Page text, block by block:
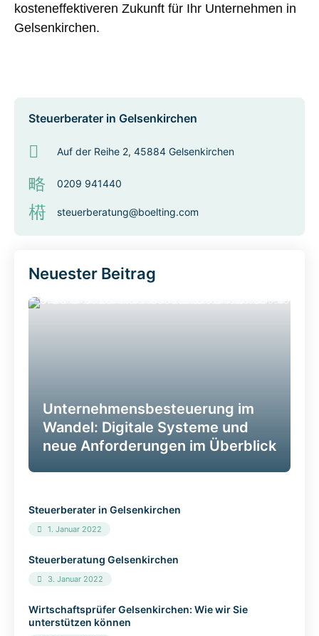
kosteneffektiveren Zukunft für Ihr Unternehmen in
Gelsenkirchen.
Steuerberater in Gelsenkirchen
Auf der Reihe 2, 45884 Gelsenkirchen
0209 941440
steuerberatung@boelting.com
Neuester Beitrag
Unternehmensbesteuerung im
Wandel: Digitale Systeme und
neue Anforderungen im Überblick
Steuerberater in Gelsenkirchen
1. Januar 2022
Steuerberatung Gelsenkirchen
3. Januar 2022
Wirtschaftsprüfer Gelsenkirchen: Wie wir Sie
unterstützen können